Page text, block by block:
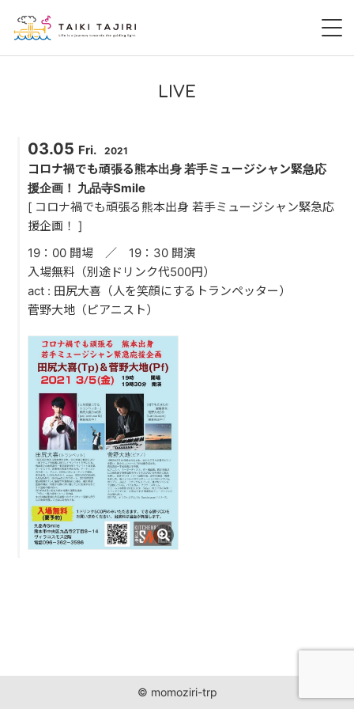
暁 AKATSUKI
DISCOGRAPHY
JUST ONE WORLD PROJECT
CONTACT
LIVE
03.05 Fri. 2021
コロナ禍でも頑張る熊本出身 若手ミュージシャン緊急応
援企画！ 九品寺Smile
[ コロナ禍でも頑張る熊本出身 若手ミュージシャン緊急応
援企画！ ]
19：00 開場 ／ 19：30 開演
入場無料（別途ドリンク代500円）
act : 田尻大喜（人を笑顔にするトランペッター）
菅野大地（ピアニスト）
© momoziri-trp